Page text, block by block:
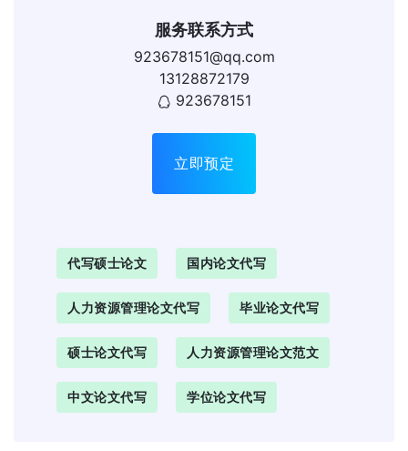
服务联系方式
923678151@qq.com
13128872179
923678151
立即预定
代写硕士论文 国内论文代写
人力资源管理论文代写 毕业论文代写
硕士论文代写 人力资源管理论文范文
中文论文代写 学位论文代写